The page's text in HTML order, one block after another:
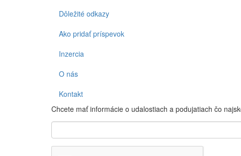
Dôležité odkazy
Ako pridať príspevok
Inzercia
O nás
Kontakt
Chcete mať informácie o udalostiach a podujatiach čo